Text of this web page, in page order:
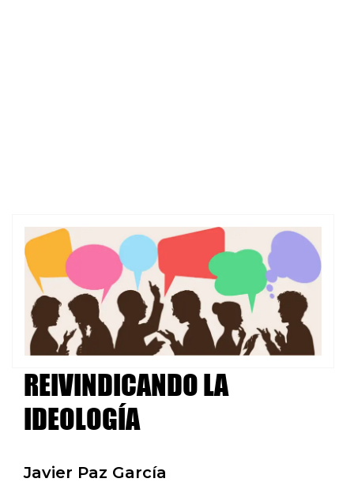
REIVINDICANDO LA
IDEOLOGÍA
Javier Paz García